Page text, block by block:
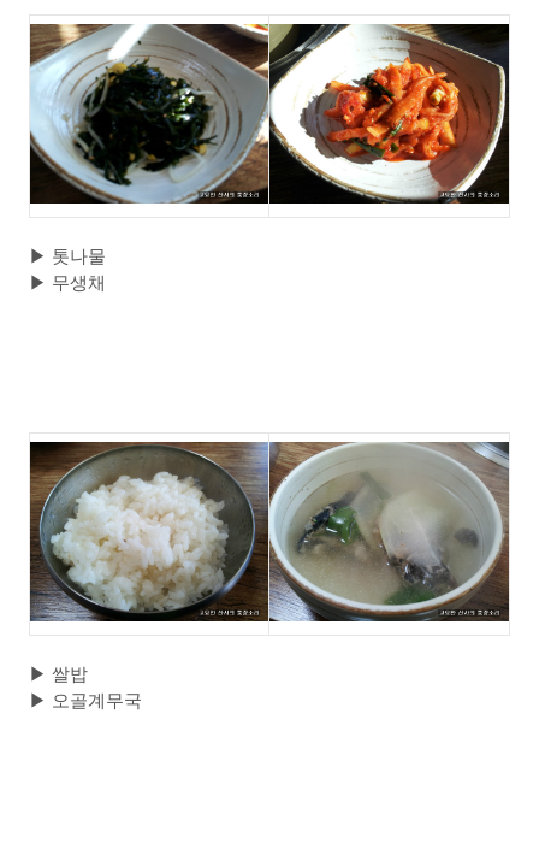
▶ 톳나물
▶ 무생채
▶ 쌀밥
▶ 오골계무국